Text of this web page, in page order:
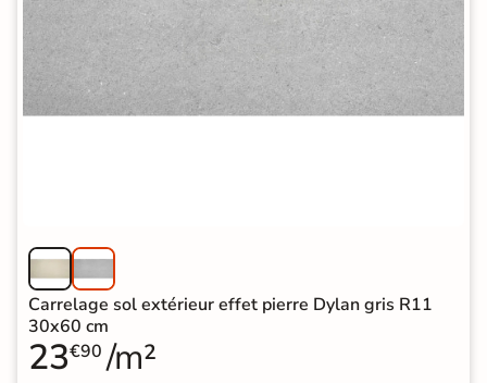
Carrelage sol extérieur effet pierre Dylan gris R11
30x60 cm
23€90 /m²